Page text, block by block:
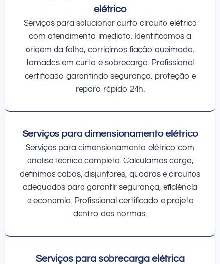
elétrico
Serviços para solucionar curto-circuito elétrico
com atendimento imediato. Identificamos a
origem da falha, corrigimos fiação queimada,
tomadas em curto e sobrecarga. Profissional
certificado garantindo segurança, proteção e
reparo rápido 24h.
Serviços para dimensionamento elétrico
Serviços para dimensionamento elétrico com
análise técnica completa. Calculamos carga,
definimos cabos, disjuntores, quadros e circuitos
adequados para garantir segurança, eficiência
e economia. Profissional certificado e projeto
dentro das normas.
Serviços para sobrecarga elétrica